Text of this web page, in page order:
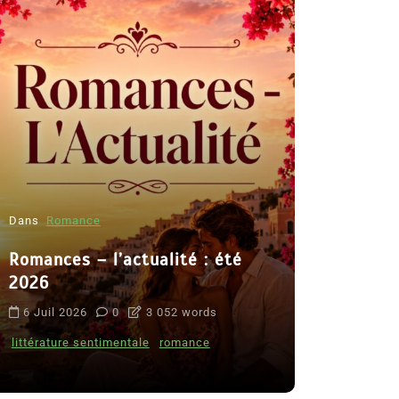
Dans Romance
Romances – l’actualité : été
2026
6 Juil 2026 0 3 052 words
littérature sentimentale romance